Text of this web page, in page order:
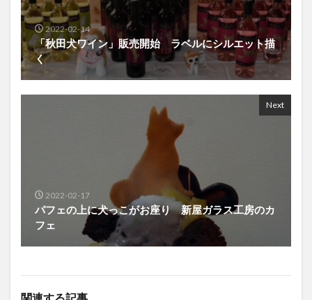
2022-02-14
「秋田犬ワイン」販売開始 ラベルにシルエット描
く
Next
2022-02-17
パフェの上に犬っこがお座り 新屋ガラス工房のカ
フェ